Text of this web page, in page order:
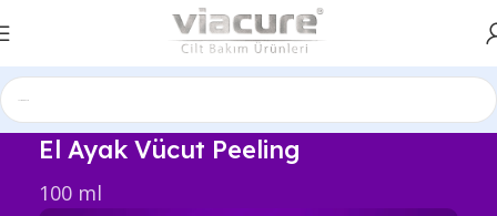
El Ayak Vücut Peeling
100 ml